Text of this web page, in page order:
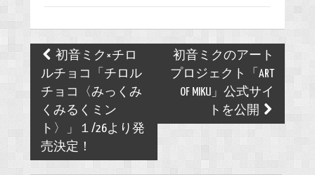
Post
navigation
初音ミク×チロ
ルチョコ「チロル
チョコ〈みっくみ
くみるくミン
ト〉」１/26より発
売決定！
初音ミクのアート
プロジェクト「ART
OF MIKU」公式サイ
トを公開